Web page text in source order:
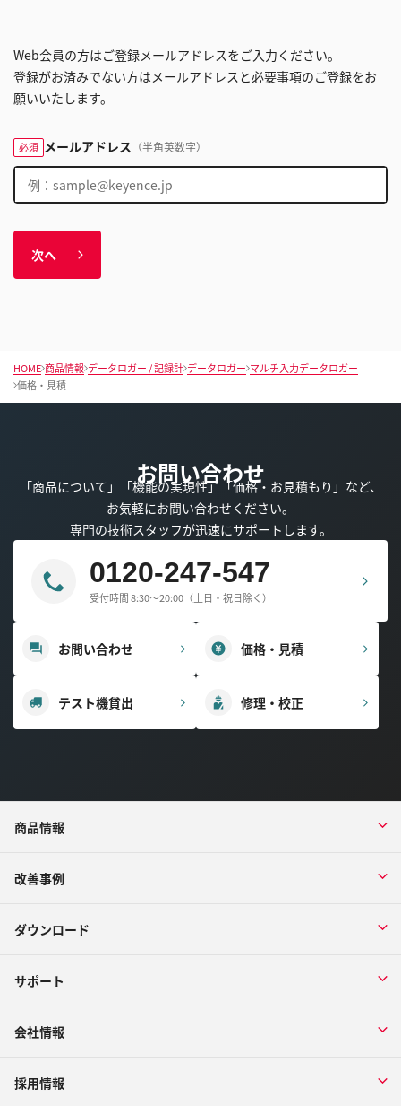
Web会員の方はご登録メールアドレスをご入力ください。
登録がお済みでない方はメールアドレスと必要事項のご登録をお
願いいたします。
必須 メールアドレス （半角英数字）
次へ
HOME 商品情報 データロガー / 記録計 データロガー マルチ入力データロガー
価格・見積
お問い合わせ
「商品について」「機能の実現性」「価格・お見積もり」など、
お気軽にお問い合わせください。
専門の技術スタッフが迅速にサポートします。
0120-247-547
受付時間 8:30～20:00（土日・祝日除く）
お問い合わせ 価格・見積
テスト機貸出 修理・校正
商品情報
改善事例
ダウンロード
サポート
会社情報
採用情報